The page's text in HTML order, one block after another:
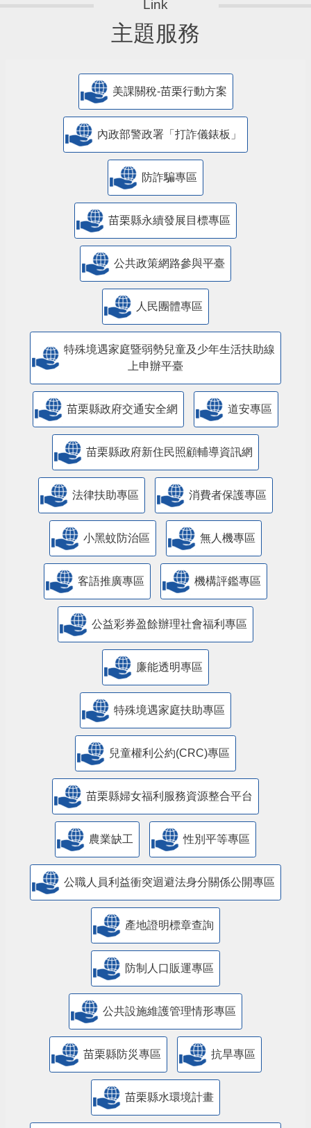
主題服務
美課關稅-苗栗行動方案
內政部警政署「打詐儀錶板」
防詐騙專區
苗栗縣永續發展目標專區
公共政策網路參與平臺
人民團體專區
特殊境遇家庭暨弱勢兒童及少年生活扶助線
上申辦平臺
苗栗縣政府交通安全網 道安專區
苗栗縣政府新住民照顧輔導資訊網
法律扶助專區 消費者保護專區
小黑蚊防治區 無人機專區
客語推廣專區 機構評鑑專區
公益彩券盈餘辦理社會福利專區
廉能透明專區
特殊境遇家庭扶助專區
兒童權利公約(CRC)專區
苗栗縣婦女福利服務資源整合平台
農業缺工 性別平等專區
公職人員利益衝突迴避法身分關係公開專區
產地證明標章查詢
防制人口販運專區
​公共設施維護管理情形專區
苗栗縣防災專區 抗旱專區
苗栗縣水環境計畫